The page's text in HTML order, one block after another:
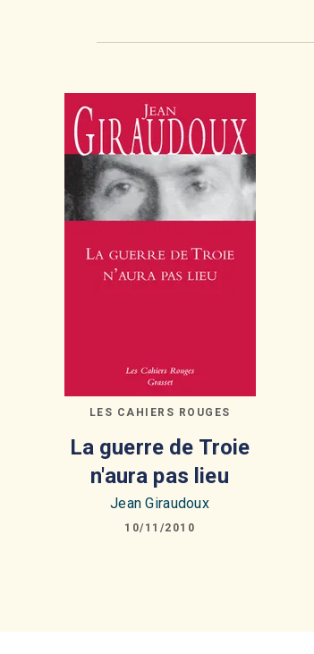
LES CAHIERS ROUGES
La guerre de Troie
n'aura pas lieu
Jean Giraudoux
10/11/2010